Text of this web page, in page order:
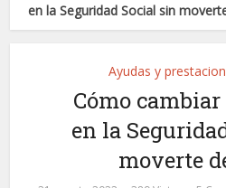
en la Seguridad Social sin
Ayudas y
Cómo
en la
moverte